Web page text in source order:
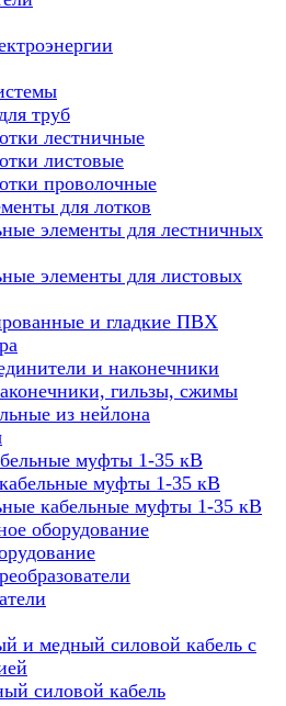
труб
лестничные
листовые
проволочные
для лотков
элементы для лестничных
элементы для листовых
и гладкие ПВХ
и наконечники
гильзы, сжимы
из нейлона
муфты 1-35 кВ
муфты 1-35 кВ
кабельные муфты 1-35 кВ
оборудование
и медный силовой кабель с
силовой кабель